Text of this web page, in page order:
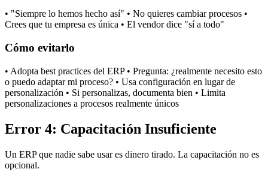
• "Siempre lo hemos hecho así" • No quieres cambiar procesos •
Crees que tu empresa es única • El vendor dice "sí a todo"
Cómo evitarlo
• Adopta best practices del ERP • Pregunta: ¿realmente necesito esto
o puedo adaptar mi proceso? • Usa configuración en lugar de
personalización • Si personalizas, documenta bien • Limita
personalizaciones a procesos realmente únicos
Error 4: Capacitación Insuficiente
Un ERP que nadie sabe usar es dinero tirado. La capacitación no es
opcional.